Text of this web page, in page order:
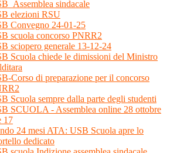
sindacale
elezioni RSU
Convegno 24-01-25
scuola concorso PNRR2
sciopero generale 13-12-24
Scuola chiede le dimissioni del Ministro
Corso di preparazione per il concorso
Scuola sempre dalla parte degli studenti
SCUOLA - Assemblea online 28 ottobre
17
24 mesi ATA: USB Scuola apre lo
dedicato